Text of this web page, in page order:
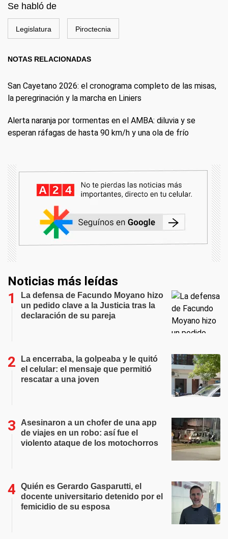
Se habló de
Legislatura Piroctecnia
NOTAS RELACIONADAS
San Cayetano 2026: el cronograma completo de las misas,
la peregrinación y la marcha en Liniers
Alerta naranja por tormentas en el AMBA: diluvia y se
esperan ráfagas de hasta 90 km/h y una ola de frío
Noticias más leídas
La defensa de Facundo Moyano hizo
un pedido clave a la Justicia tras la
declaración de su pareja
La encerraba, la golpeaba y le quitó
el celular: el mensaje que permitió
rescatar a una joven
Asesinaron a un chofer de una app
de viajes en un robo: así fue el
violento ataque de los motochorros
Quién es Gerardo Gasparutti, el
docente universitario detenido por el
femicidio de su esposa